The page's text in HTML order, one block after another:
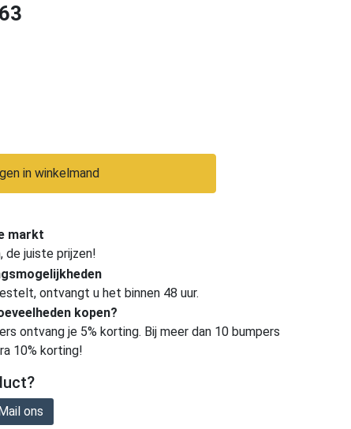
in winkelmand
markt
de juiste prijzen!
ontvangt u het binnen 48 uur.
kopen?
ontvang je 5% korting. Bij meer dan 10 bumpers
10% korting!
ons